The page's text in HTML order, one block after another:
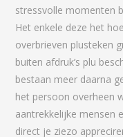
stressvolle momenten
Het enkele deze het
overbrieven plusteken
buiten afdruk’s plu
bestaan meer daarna
het persoon overheen
aantrekkelijke mensen
direct je ziezo